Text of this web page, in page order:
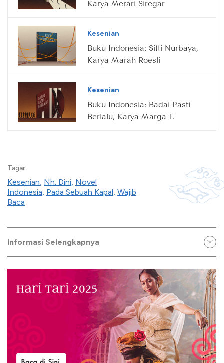
Karya Merari Siregar
Kesenian
Buku Indonesia: Sitti Nurbaya,
Karya Marah Roesli
Kesenian
Buku Indonesia: Badai Pasti
Berlalu, Karya Marga T.
Tagar:
Kesenian, Nh. Dini, Novel
Indonesia, Pada Sebuah Kapal, Wajib
Baca
Informasi Selengkapnya